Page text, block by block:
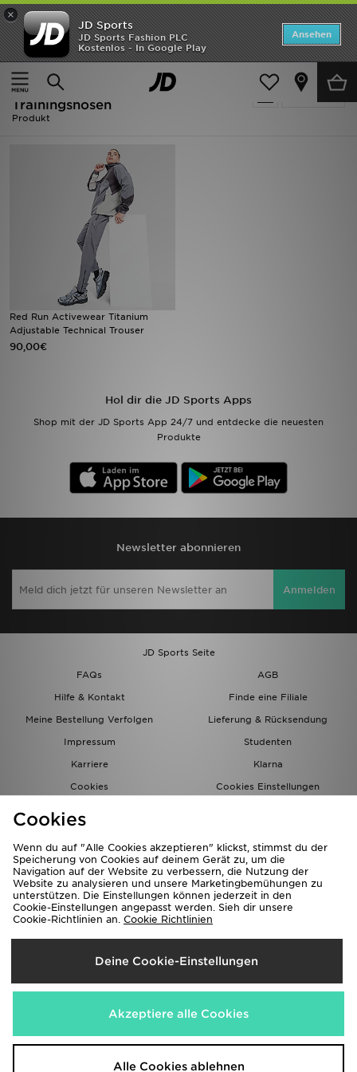
×
JD Sports
JD Sports Fashion PLC
Kostenlos - In Google Play
Ansehen
Home
Grau Red Run Activewear Trainingshosen
Verfeinern
Grau Red Run Activewear
Trainingshosen
Produkt
Red Run Activewear Titanium
Adjustable Technical Trouser
90,00€
Hol dir die JD Sports Apps
Shop mit der JD Sports App 24/7 und entdecke die neuesten
Produkte
Newsletter abonnieren
Anmelden
JD Sports Seite
FAQs
AGB
Hilfe & Kontakt
Finde eine Filiale
Meine Bestellung Verfolgen
Lieferung & Rücksendung
Impressum
Studenten
Karriere
Klarna
Cookies
Cookies Einstellungen
Lieferung Nach
Deutschland
Wir akzeptieren folgende Zahlungsmethoden
Corporate Website www.jdplc.com
ANGEBOTE
Neuheiten
Herren
Sport
Mein JD
Hilfe & Kontakt
Cookies
Wenn du auf "Alle Cookies akzeptieren" klickst, stimmst du der
Speicherung von Cookies auf deinem Gerät zu, um die
Navigation auf der Website zu verbessern, die Nutzung der
Website zu analysieren und unsere Marketingbemühungen zu
unterstützen. Die Einstellungen können jederzeit in den
Cookie-Einstellungen angepasst werden. Sieh dir unsere
Cookie-Richtlinien an. Cookie Richtlinien
Deine Cookie-Einstellungen
Akzeptiere alle Cookies
Alle Cookies ablehnen